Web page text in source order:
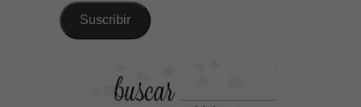
correo
electrónico
Suscribir